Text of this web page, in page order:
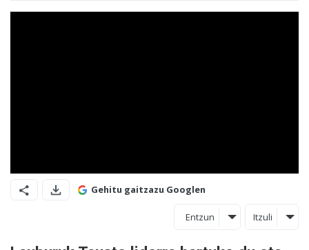
Gehitu gaitzazu Googlen
Entzun Itzuli